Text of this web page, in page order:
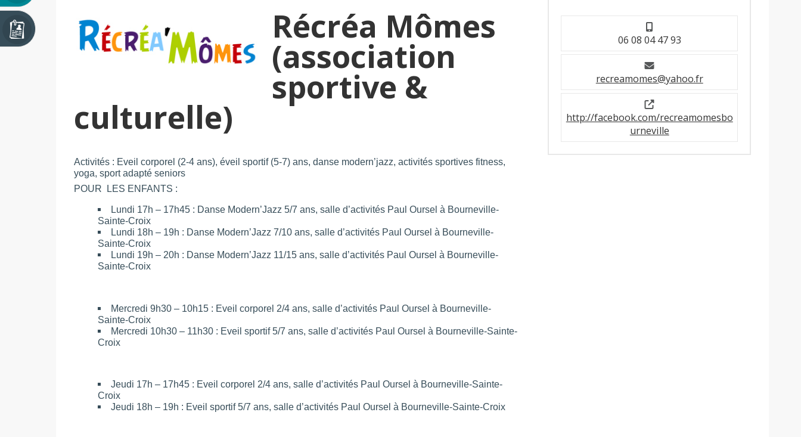
Récréa Mômes
(association
sportive &
culturelle)
Activités : Eveil corporel (2-4 ans), éveil sportif (5-7) ans, danse modern’jazz, activités sportives fitness,
yoga, sport adapté seniors
POUR LES ENFANTS :
Lundi 17h – 17h45 : Danse Modern’Jazz 5/7 ans, salle d’activités Paul Oursel à Bourneville-
Sainte-Croix
Lundi 18h – 19h : Danse Modern’Jazz 7/10 ans, salle d’activités Paul Oursel à Bourneville-
Sainte-Croix
Lundi 19h – 20h : Danse Modern’Jazz 11/15 ans, salle d’activités Paul Oursel à Bourneville-
Sainte-Croix
Mercredi 9h30 – 10h15 : Eveil corporel 2/4 ans, salle d’activités Paul Oursel à Bourneville-
Sainte-Croix
Mercredi 10h30 – 11h30 : Eveil sportif 5/7 ans, salle d’activités Paul Oursel à Bourneville-Sainte-
Croix
Jeudi 17h – 17h45 : Eveil corporel 2/4 ans, salle d’activités Paul Oursel à Bourneville-Sainte-
Croix
Jeudi 18h – 19h : Eveil sportif 5/7 ans, salle d’activités Paul Oursel à Bourneville-Sainte-Croix
06 08 04 47 93
recreamomes@yahoo.fr
http://facebook.com/recreamomesbo
urneville